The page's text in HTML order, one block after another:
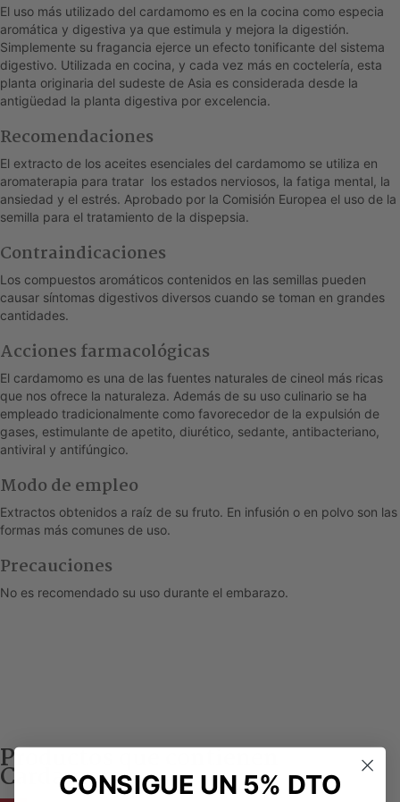
El uso más utilizado del cardamomo es en la cocina como especia
aromática y digestiva ya que estimula y mejora la digestión.
Simplemente su fragancia ejerce un efecto tonificante del sistema
digestivo. Utilizada en cocina, y cada vez más en coctelería, esta
planta originaria del sudeste de Asia es considerada desde la
antigüedad la planta digestiva por excelencia.
Recomendaciones
El extracto de los aceites esenciales del cardamomo se utiliza en
aromaterapia para tratar los estados nerviosos, la fatiga mental, la
ansiedad y el estrés. Aprobado por la Comisión Europea el uso de la
semilla para el tratamiento de la dispepsia.
Contraindicaciones
Los compuestos aromáticos contenidos en las semillas pueden
causar síntomas digestivos diversos cuando se toman en grandes
cantidades.
Acciones farmacológicas
El cardamomo es una de las fuentes naturales de cineol más ricas
que nos ofrece la naturaleza. Además de su uso culinario se ha
empleado tradicionalmente como favorecedor de la expulsión de
gases, estimulante de apetito, diurético, sedante, antibacteriano,
antiviral y antifúngico.
Modo de empleo
Extractos obtenidos a raíz de su fruto. En infusión o en polvo son las
formas más comunes de uso.
Precauciones
No es recomendado su uso durante el embarazo.
Productos que contienen
Cardamomo
CONSIGUE UN 5% DTO